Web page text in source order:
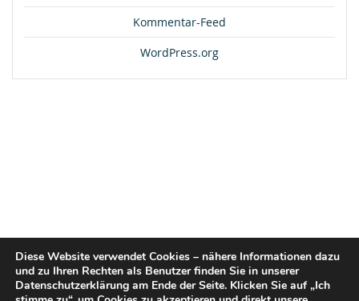
Kommentar-Feed
WordPress.org
Diese Website verwendet Cookies – nähere Informationen dazu
und zu Ihren Rechten als Benutzer finden Sie in unserer
Datenschutzerklärung am Ende der Seite. Klicken Sie auf „Ich